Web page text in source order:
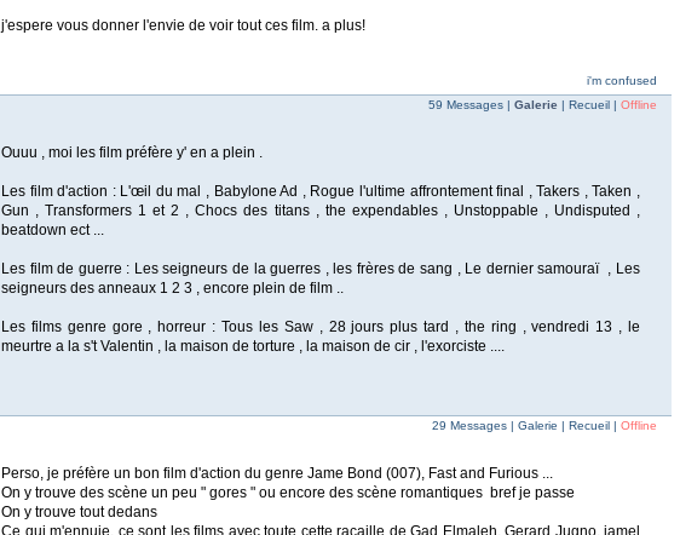
j'espere vous donner l'envie de voir tout ces film. a plus!
i'm confused
59 Messages | Galerie | Recueil | Offline
Ouuu , moi les film préfère y' en a plein .
Les film d'action : L'œil du mal , Babylone Ad , Rogue l'ultime affrontement final , Takers , Taken ,
Gun , Transformers 1 et 2 , Chocs des titans , the expendables , Unstoppable , Undisputed ,
beatdown ect ...
Les film de guerre : Les seigneurs de la guerres , les frères de sang , Le dernier samouraï , Les
seigneurs des anneaux 1 2 3 , encore plein de film ..
Les films genre gore , horreur : Tous les Saw , 28 jours plus tard , the ring , vendredi 13 , le
meurtre a la s't Valentin , la maison de torture , la maison de cir , l'exorciste ....
29 Messages | Galerie | Recueil | Offline
Perso, je préfère un bon film d'action du genre Jame Bond (007), Fast and Furious ...
On y trouve des scène un peu " gores " ou encore des scène romantiques bref je passe
On y trouve tout dedans
Ce qui m'ennuie, ce sont les films avec toute cette racaille de Gad Elmaleh, Gerard Jugno, jamel